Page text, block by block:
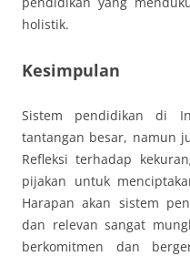
holistik.
Kesimpulan
Sistem pendidikan di
tantangan besar, namun
Refleksi terhadap
pijakan untuk
Harapan akan sistem
dan relevan sangat
berkomitmen dan